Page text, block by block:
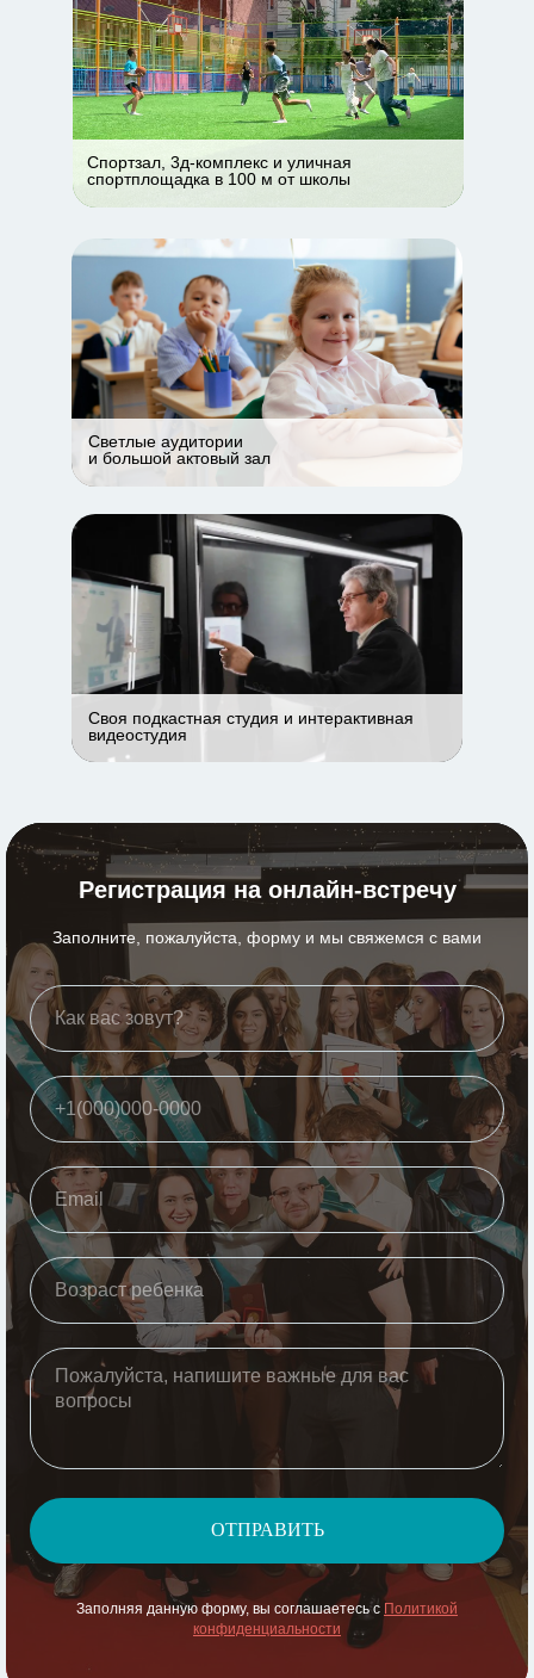
Своя подкастная студия и интерактивная
видеостудия
Светлые аудитории
и большой актовый зал
Спортзал, 3д-комплекс и уличная
спортплощадка в 100 м от школы
Регистрация на онлайн-встречу
Заполните, пожалуйста, форму и мы свяжемся с вами
ОТПРАВИТЬ
Заполняя данную форму, вы соглашаетесь с Политикой
конфиденциальности